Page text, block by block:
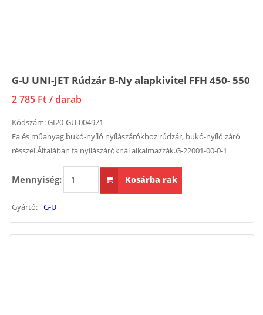
G-U UNI-JET Rúdzár B-Ny alapkivitel FFH 450- 550
2 785 Ft / darab
Kódszám:GI20-GU-004971
Fa és műanyag bukó-nyíló nyílászárókhoz rúdzár, bukó-nyíló záró
résszel.Általában fa nyílászáróknál alkalmazzák.G-22001-00-0-1
Mennyiség: Kosárba rak
Gyártó: G-U